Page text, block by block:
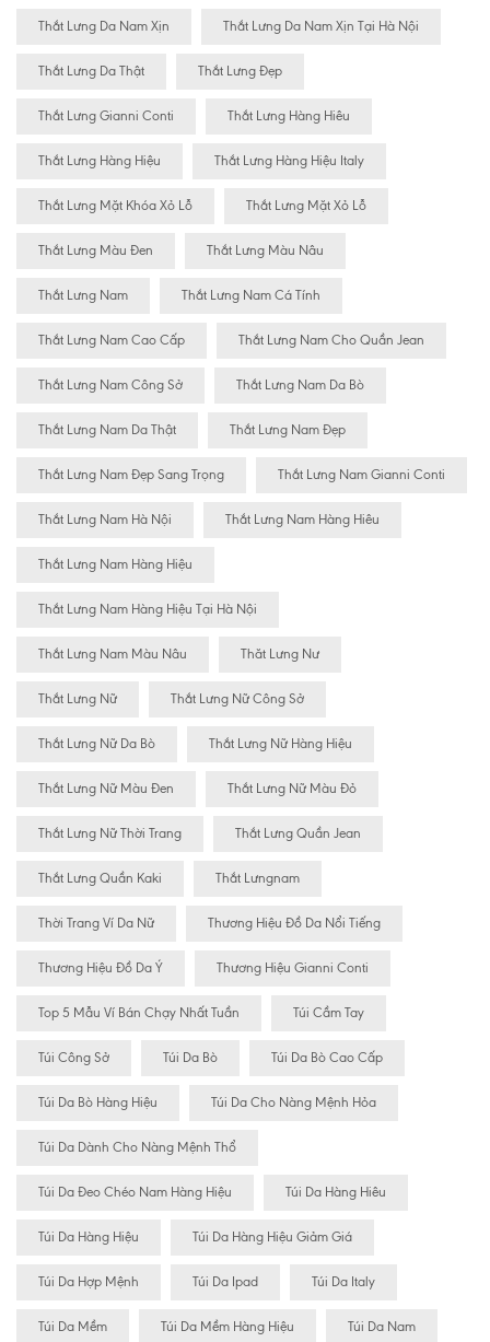
Thắt Lưng Da Nam Xịn Thắt Lưng Da Nam Xịn Tại Hà Nội
Thắt Lưng Da Thật Thắt Lưng Đẹp
Thắt Lưng Gianni Conti Thắt Lưng Hàng Hiêu
Thắt Lưng Hàng Hiệu Thắt Lưng Hàng Hiệu Italy
Thắt Lưng Mặt Khóa Xỏ Lỗ Thắt Lưng Mặt Xỏ Lỗ
Thắt Lưng Màu Đen Thắt Lưng Màu Nâu
Thắt Lưng Nam Thắt Lưng Nam Cá Tính
Thắt Lưng Nam Cao Cấp Thắt Lưng Nam Cho Quần Jean
Thắt Lưng Nam Công Sở Thắt Lưng Nam Da Bò
Thắt Lưng Nam Da Thật Thắt Lưng Nam Đẹp
Thắt Lưng Nam Đẹp Sang Trọng Thắt Lưng Nam Gianni Conti
Thắt Lưng Nam Hà Nội Thắt Lưng Nam Hàng Hiêu
Thắt Lưng Nam Hàng Hiệu
Thắt Lưng Nam Hàng Hiệu Tại Hà Nội
Thắt Lưng Nam Màu Nâu Thăt Lưng Nư
Thắt Lưng Nữ Thắt Lưng Nữ Công Sở
Thắt Lưng Nữ Da Bò Thắt Lưng Nữ Hàng Hiệu
Thắt Lưng Nữ Màu Đen Thắt Lưng Nữ Màu Đỏ
Thắt Lưng Nữ Thời Trang Thắt Lưng Quần Jean
Thắt Lưng Quần Kaki Thắt Lưngnam
Thời Trang Ví Da Nữ Thương Hiệu Đồ Da Nổi Tiếng
Thương Hiệu Đồ Da Ý Thương Hiệu Gianni Conti
Top 5 Mẫu Ví Bán Chạy Nhất Tuần Túi Cầm Tay
Túi Công Sở Túi Da Bò Túi Da Bò Cao Cấp
Túi Da Bò Hàng Hiệu Túi Da Cho Nàng Mệnh Hỏa
Túi Da Dành Cho Nàng Mệnh Thổ
Túi Da Đeo Chéo Nam Hàng Hiệu Túi Da Hàng Hiêu
Túi Da Hàng Hiệu Túi Da Hàng Hiệu Giảm Giá
Túi Da Hợp Mệnh Túi Da Ipad Túi Da Italy
Túi Da Mềm Túi Da Mềm Hàng Hiệu Túi Da Nam